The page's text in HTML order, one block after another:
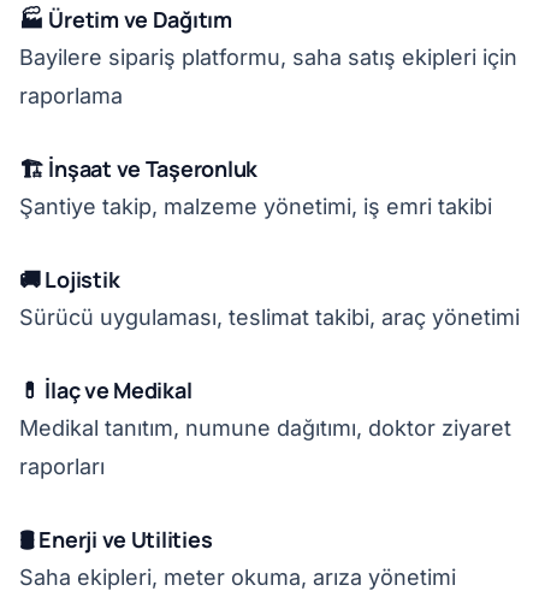
🏭 Üretim ve Dağıtım
Bayilere sipariş platformu, saha satış ekipleri için
raporlama
🏗️ İnşaat ve Taşeronluk
Şantiye takip, malzeme yönetimi, iş emri takibi
🚚 Lojistik
Sürücü uygulaması, teslimat takibi, araç yönetimi
💊 İlaç ve Medikal
Medikal tanıtım, numune dağıtımı, doktor ziyaret
raporları
🛢️ Enerji ve Utilities
Saha ekipleri, meter okuma, arıza yönetimi